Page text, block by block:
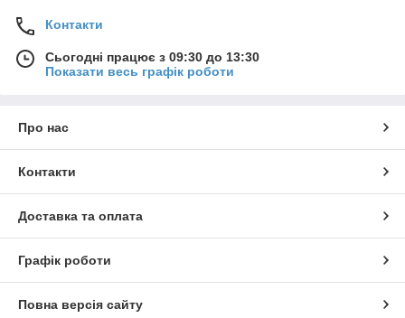
Контакти
Сьогодні працює з 09:30 до 13:30
Показати весь графік роботи
Про нас
Контакти
Доставка та оплата
Графік роботи
Повна версія сайту